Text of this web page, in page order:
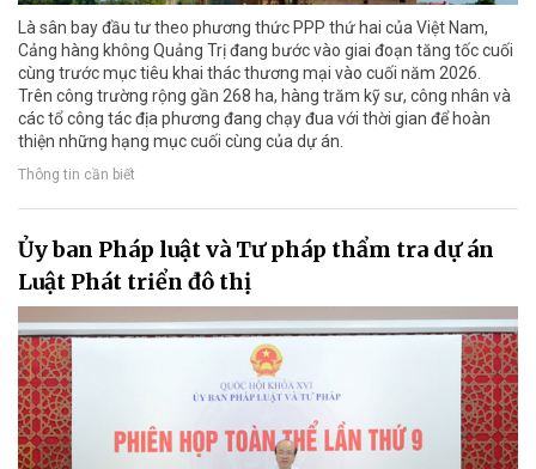
Là sân bay đầu tư theo phương thức PPP thứ hai của Việt Nam,
Cảng hàng không Quảng Trị đang bước vào giai đoạn tăng tốc cuối
cùng trước mục tiêu khai thác thương mại vào cuối năm 2026.
Trên công trường rộng gần 268 ha, hàng trăm kỹ sư, công nhân và
các tổ công tác địa phương đang chạy đua với thời gian để hoàn
thiện những hạng mục cuối cùng của dự án.
Thông tin cần biết
Ủy ban Pháp luật và Tư pháp thẩm tra dự án
Luật Phát triển đô thị